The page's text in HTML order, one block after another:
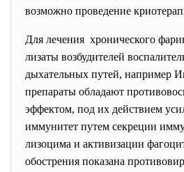
возможно проведение
Для лечения хронического
лизаты возбудителей
дыхательных путей, например
препараты обладают
эффектом, под их действием
иммунитет путем секреции
лизоцима и активизации
обострения показана